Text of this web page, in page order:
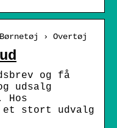
› Overtøj
og få
udsalg
et stort udvalg